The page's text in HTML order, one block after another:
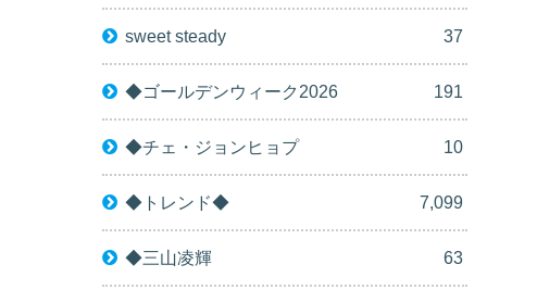
sweet steady 37
◆ゴールデンウィーク2026 191
◆チェ・ジョンヒョプ 10
◆トレンド◆ 7,099
◆三山凌輝 63